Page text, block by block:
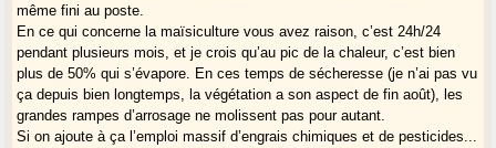
même fini au poste.
En ce qui concerne la maïsiculture vous avez raison, c’est 24h/24
pendant plusieurs mois, et je crois qu’au pic de la chaleur, c’est bien
plus de 50% qui s’évapore. En ces temps de sécheresse (je n’ai pas vu
ça depuis bien longtemps, la végétation a son aspect de fin août), les
grandes rampes d’arrosage ne molissent pas pour autant.
Si on ajoute à ça l’emploi massif d’engrais chimiques et de pesticides...